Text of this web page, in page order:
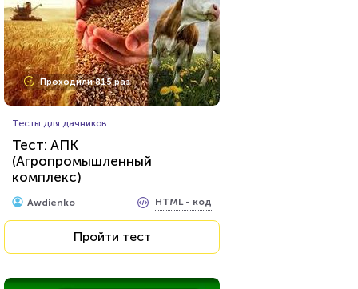
Проходили 815 раз
Тесты для дачников
Тест: АПК
(Агропромышленный
комплекс)
Awdienko HTML - код
Пройти тест